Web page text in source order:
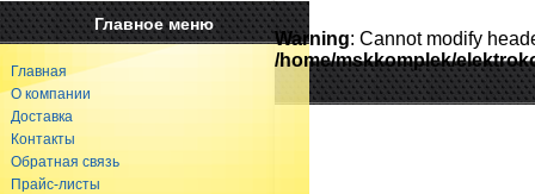
Главное меню
Главная
О компании
Доставка
Контакты
Обратная связь
Прайс-листы
Warning: Cannot modify
/home/mskkomplek/